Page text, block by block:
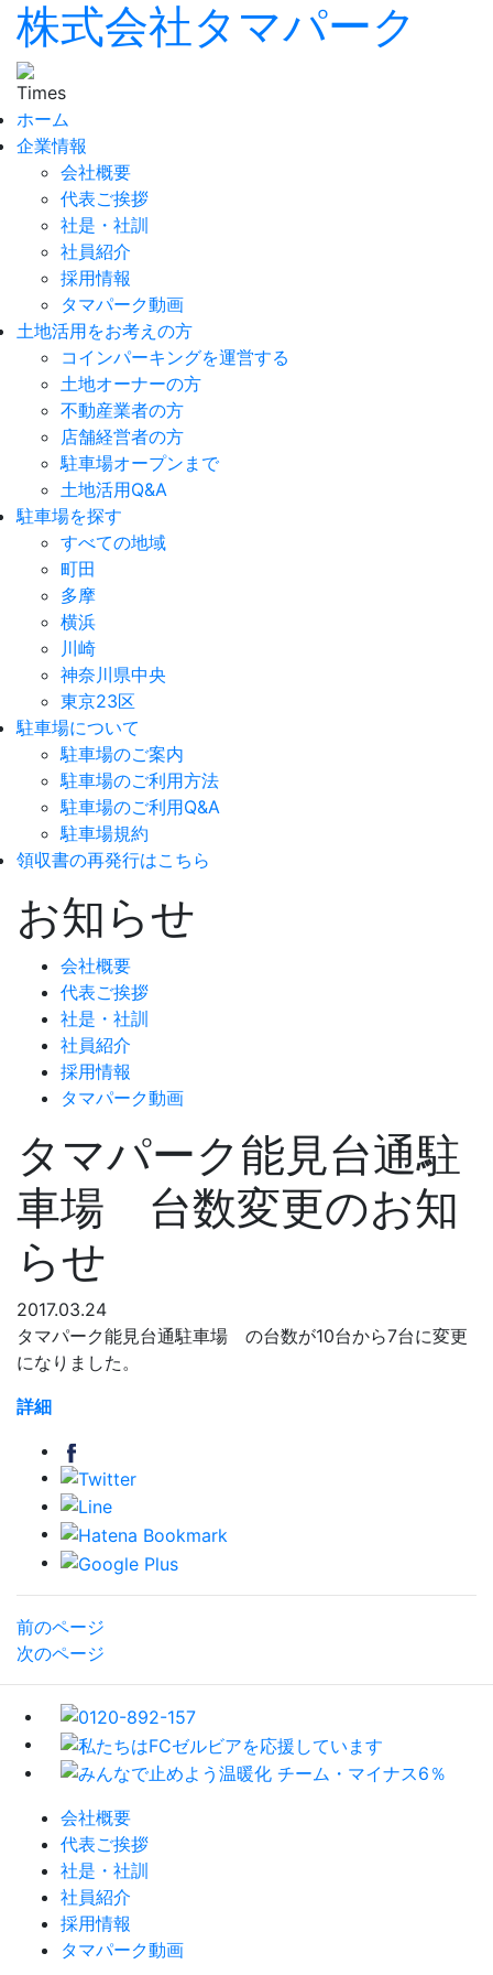
株式会社タマパーク
ホーム
企業情報
会社概要
代表ご挨拶
社是・社訓
社員紹介
採用情報
タマパーク動画
土地活用をお考えの方
コインパーキングを運営する
土地オーナーの方
不動産業者の方
店舗経営者の方
駐車場オープンまで
土地活用Q&A
駐車場を探す
すべての地域
町田
多摩
横浜
川崎
神奈川県中央
東京23区
駐車場について
駐車場のご案内
駐車場のご利用方法
駐車場のご利用Q&A
駐車場規約
領収書の再発行はこちら
お知らせ
会社概要
代表ご挨拶
社是・社訓
社員紹介
採用情報
タマパーク動画
タマパーク能見台通駐
車場 台数変更のお知
らせ
2017.03.24
タマパーク能見台通駐車場 の台数が10台から7台に変更
になりました。
詳細
前のページ
次のページ
会社概要
代表ご挨拶
社是・社訓
社員紹介
採用情報
タマパーク動画